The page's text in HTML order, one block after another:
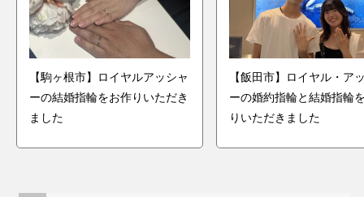
【駒ヶ根市】ロイヤルアッシャ
ーの結婚指輪をお作りいただき
ました
【飯田市】ロイヤル・ア
ーの婚約指輪と結婚指輪
りいただきました